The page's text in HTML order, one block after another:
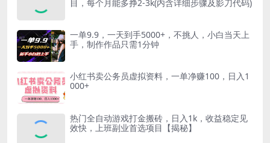
目，每个月能多挣2-3k(内含详细步骤及影刀代码)
一单9.9，一天到手5000+，不挑人，小白当天上
手，制作作品只需1分钟
小红书卖公务员虚拟资料，一单净赚100，日入1
000+
热门全自动游戏打金搬砖，日入1k，收益稳定见
效快，上班副业首选项目【揭秘】